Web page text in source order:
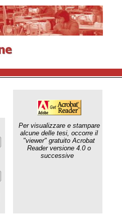
Per visualizzare e stampare
alcune delle tesi, occorre il
"viewer" gratuito Acrobat
Reader versione 4.0 o
successive